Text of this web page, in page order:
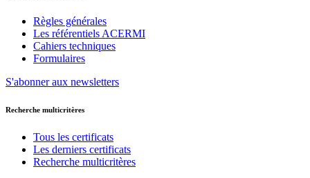
Règles générales
Les référentiels ACERMI
Cahiers techniques
Formulaires
S'abonner aux newsletters
Recherche multicritères
Tous les certificats
Les derniers certificats
Recherche multicritères